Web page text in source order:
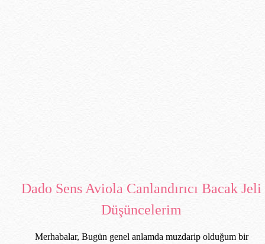
Dado Sens Aviola Canlandırıcı Bacak Jeli
Düşüncelerim
Merhabalar, Bugün genel anlamda muzdarip olduğum bir